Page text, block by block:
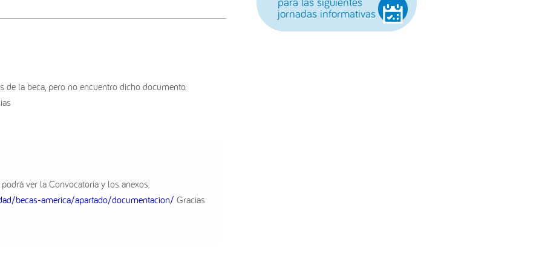
de la beca, pero no encuentro dicho documento.
ver la Convocatoria y los anexos:
becas-america/apartado/documentacion/ Gracias
jornadas informativas